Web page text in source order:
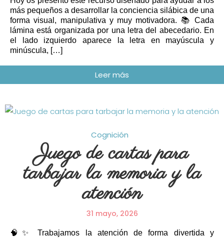
más pequeños a desarrollar la conciencia silábica de una
forma visual, manipulativa y muy motivadora. 📚 Cada
lámina está organizada por una letra del abecedario. En
el lado izquierdo aparece la letra en mayúscula y
minúscula, […]
Cognición
Juego de cartas para
tarbajar la memoria y la
atención
31 mayo, 2026
🧠✨ Trabajamos la atención de forma divertida y